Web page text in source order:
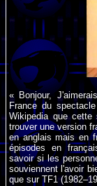
« Bonjour,
France du
Wikipedia que
trouver une version
en anglais mais en
épisodes en
savoir si les
souviennent l'avoir
que sur TF1